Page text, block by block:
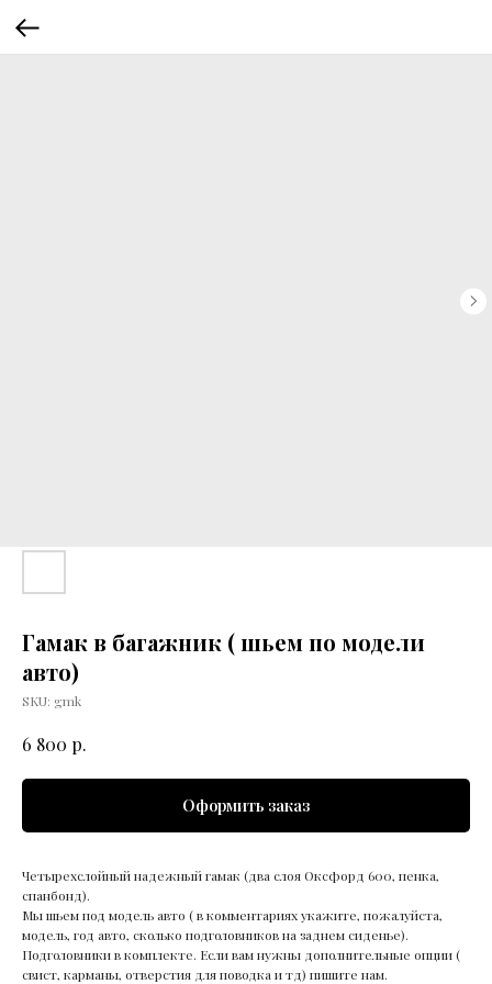
Гамак в багажник ( шьем по модели
авто)
SKU: gmk
6 800 р.
Оформить заказ
Четырехслойный надежный гамак (два слоя Оксфорд 600, пенка,
спанбонд).
Мы шьем под модель авто ( в комментариях укажите, пожалуйста,
модель, год авто, сколько подголовников на заднем сиденье).
Подголовники в комплекте. Если вам нужны дополнительные опции (
свист, карманы, отверстия для поводка и тд) пишите нам.